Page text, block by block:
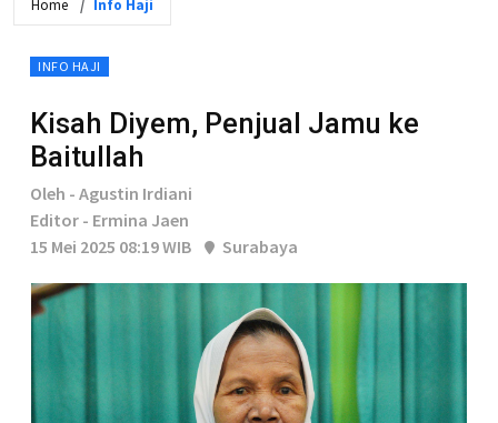
Home Info Haji
INFO HAJI
Kisah Diyem, Penjual Jamu ke
Baitullah
Oleh - Agustin Irdiani
Editor - Ermina Jaen
15 Mei 2025 08:19 WIB
Surabaya